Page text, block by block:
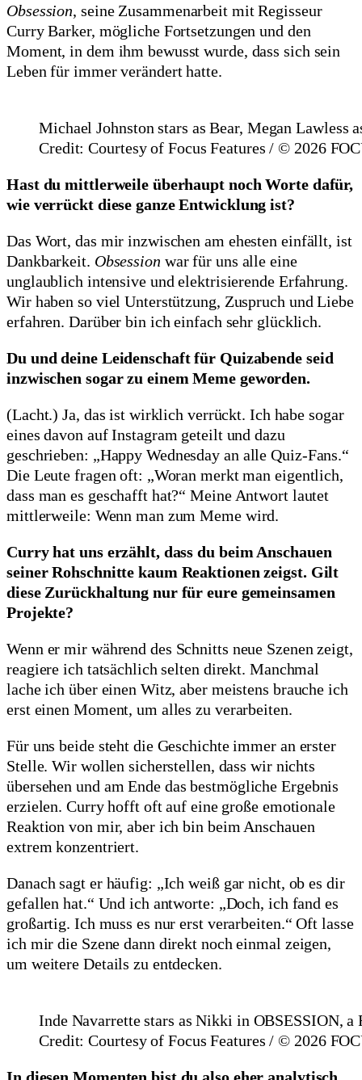
Obsession, seine Zusammenarbeit mit Regisseur
Curry Barker, mögliche Fortsetzungen und den
Moment, in dem ihm bewusst wurde, dass sich sein
Leben für immer verändert hatte.
Michael Johnston stars as Bear, Megan Lawless
Credit: Courtesy of Focus Features / © 2026
Hast du mittlerweile überhaupt noch Worte dafür,
wie verrückt diese ganze Entwicklung ist?
Das Wort, das mir inzwischen am ehesten einfällt, ist
Dankbarkeit. Obsession war für uns alle eine
unglaublich intensive und elektrisierende Erfahrung.
Wir haben so viel Unterstützung, Zuspruch und Liebe
erfahren. Darüber bin ich einfach sehr glücklich.
Du und deine Leidenschaft für Quizabende seid
inzwischen sogar zu einem Meme geworden.
(Lacht.) Ja, das ist wirklich verrückt. Ich habe sogar
eines davon auf Instagram geteilt und dazu
geschrieben: „Happy Wednesday an alle Quiz-Fans.“
Die Leute fragen oft: „Woran merkt man eigentlich,
dass man es geschafft hat?“ Meine Antwort lautet
mittlerweile: Wenn man zum Meme wird.
Curry hat uns erzählt, dass du beim Anschauen
seiner Rohschnitte kaum Reaktionen zeigst. Gilt
diese Zurückhaltung nur für eure gemeinsamen
Projekte?
Wenn er mir während des Schnitts neue Szenen zeigt,
reagiere ich tatsächlich selten direkt. Manchmal
lache ich über einen Witz, aber meistens brauche ich
erst einen Moment, um alles zu verarbeiten.
Für uns beide steht die Geschichte immer an erster
Stelle. Wir wollen sicherstellen, dass wir nichts
übersehen und am Ende das bestmögliche Ergebnis
erzielen. Curry hofft oft auf eine große emotionale
Reaktion von mir, aber ich bin beim Anschauen
extrem konzentriert.
Danach sagt er häufig: „Ich weiß gar nicht, ob es dir
gefallen hat.“ Und ich antworte: „Doch, ich fand es
großartig. Ich muss es nur erst verarbeiten.“ Oft lasse
ich mir die Szene dann direkt noch einmal zeigen,
um weitere Details zu entdecken.
Inde Navarrette stars as Nikki in OBSESSION, a
Credit: Courtesy of Focus Features / © 2026